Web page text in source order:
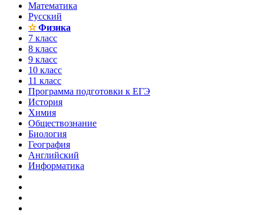
Математика
Русский
✫Физика
7 класс
8 класс
9 класс
10 класс
11 класс
Программа подготовки к ЕГЭ
История
Химия
Обществознание
Биология
География
Английский
Информатика